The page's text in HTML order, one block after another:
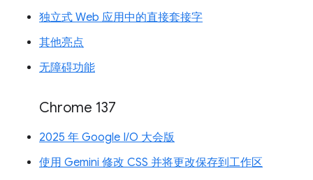
独立式 Web 应用中的直接套接字
其他亮点
无障碍功能
Chrome 137
2025 年 Google I/O 大会版
使用 Gemini 修改 CSS 并将更改保存到工作区